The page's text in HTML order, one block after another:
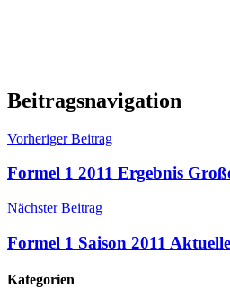
Beitragsnavigation
Vorheriger Beitrag
Formel 1 2011 Ergebnis
Nächster Beitrag
Formel 1 Saison 2011
Kategorien